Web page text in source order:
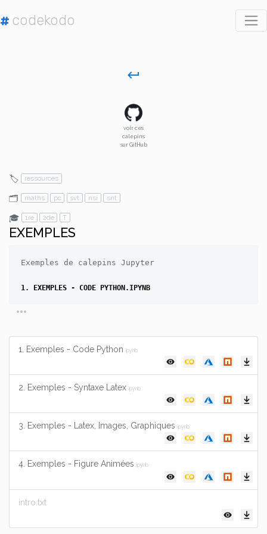
# codekodo
keyboard_return
voir ces
calepins
sur GitHub
🏷️ ressources
🗂️ maths pc svt nsi snt
🎓 1re 2de T
EXEMPLES
Exemples de calepins Jupyter
1. EXEMPLES - CODE PYTHON.IPYNB
2. EXEMPLES - SYNTAXE LATEX.IPYNB
4. EXEMPLES - FIGURE ANIMÉES.IPYNB
more_horiz
1. Exemples - Code Python .ipynb
2. Exemples - Syntaxe Latex .ipynb
3. Exemples - Latex, Images, Graphiques .ipynb
4. Exemples - Figure Animées .ipynb
intro.txt